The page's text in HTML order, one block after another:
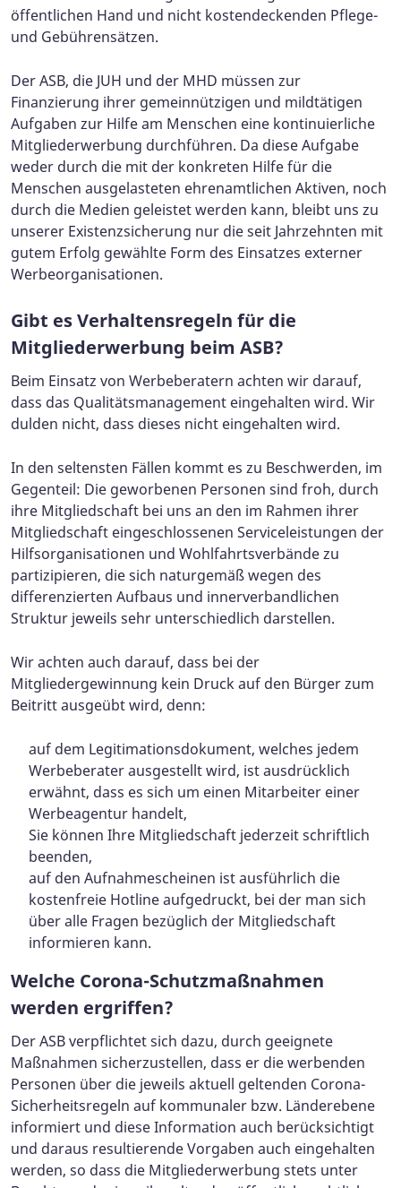
öffentlichen Hand und nicht kostendeckenden Pflege-
und Gebührensätzen.
Der ASB, die JUH und der MHD müssen zur
Finanzierung ihrer gemeinnützigen und mildtätigen
Aufgaben zur Hilfe am Menschen eine kontinuierliche
Mitgliederwerbung durchführen. Da diese Aufgabe
weder durch die mit der konkreten Hilfe für die
Menschen ausgelasteten ehrenamtlichen Aktiven, noch
durch die Medien geleistet werden kann, bleibt uns zu
unserer Existenzsicherung nur die seit Jahrzehnten mit
gutem Erfolg gewählte Form des Einsatzes externer
Werbeorganisationen.
Gibt es Verhaltensregeln für die
Mitgliederwerbung beim ASB?
Beim Einsatz von Werbeberatern achten wir darauf,
dass das Qualitätsmanagement eingehalten wird. Wir
dulden nicht, dass dieses nicht eingehalten wird.
In den seltensten Fällen kommt es zu Beschwerden, im
Gegenteil: Die geworbenen Personen sind froh, durch
ihre Mitgliedschaft bei uns an den im Rahmen ihrer
Mitgliedschaft eingeschlossenen Serviceleistungen der
Hilfsorganisationen und Wohlfahrtsverbände zu
partizipieren, die sich naturgemäß wegen des
differenzierten Aufbaus und innerverbandlichen
Struktur jeweils sehr unterschiedlich darstellen.
Wir achten auch darauf, dass bei der
Mitgliedergewinnung kein Druck auf den Bürger zum
Beitritt ausgeübt wird, denn:
auf dem Legitimationsdokument, welches jedem
Werbeberater ausgestellt wird, ist ausdrücklich
erwähnt, dass es sich um einen Mitarbeiter einer
Werbeagentur handelt,
Sie können Ihre Mitgliedschaft jederzeit schriftlich
beenden,
auf den Aufnahmescheinen ist ausführlich die
kostenfreie Hotline aufgedruckt, bei der man sich
über alle Fragen bezüglich der Mitgliedschaft
informieren kann.
Welche Corona-Schutzmaßnahmen
werden ergriffen?
Der ASB verpflichtet sich dazu, durch geeignete
Maßnahmen sicherzustellen, dass er die werbenden
Personen über die jeweils aktuell geltenden Corona-
Sicherheitsregeln auf kommunaler bzw. Länderebene
informiert und diese Information auch berücksichtigt
und daraus resultierende Vorgaben auch eingehalten
werden, so dass die Mitgliederwerbung stets unter